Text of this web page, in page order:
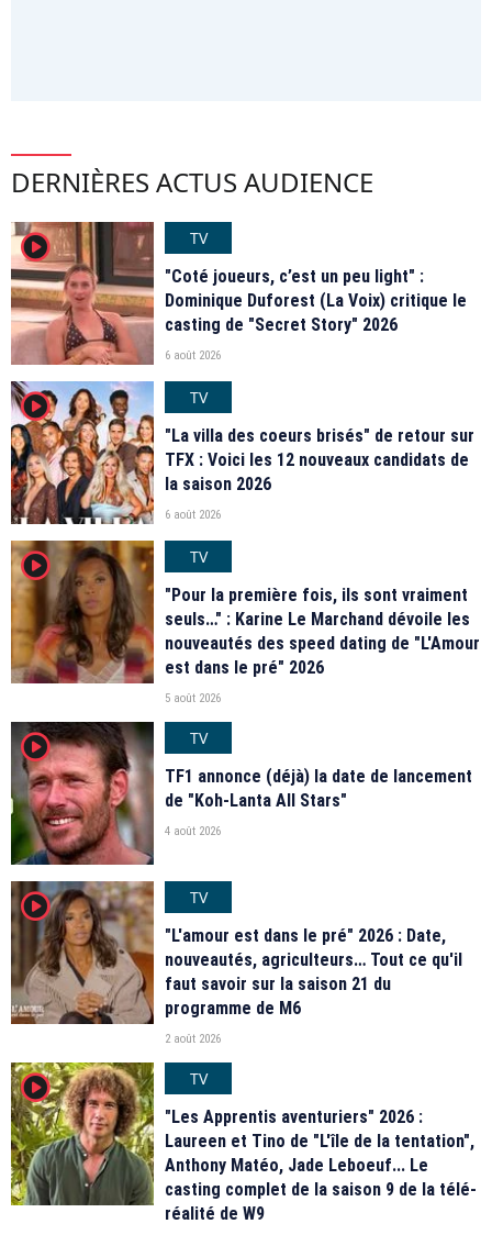
DERNIÈRES ACTUS AUDIENCE
player2
TV
"Coté joueurs, c’est un peu light" :
Dominique Duforest (La Voix) critique le
casting de "Secret Story" 2026
6 août 2026
player2
TV
"La villa des coeurs brisés" de retour sur
TFX : Voici les 12 nouveaux candidats de
la saison 2026
6 août 2026
player2
TV
"Pour la première fois, ils sont vraiment
seuls…" : Karine Le Marchand dévoile les
nouveautés des speed dating de "L'Amour
est dans le pré" 2026
5 août 2026
player2
TV
TF1 annonce (déjà) la date de lancement
de "Koh-Lanta All Stars"
4 août 2026
player2
TV
"L'amour est dans le pré" 2026 : Date,
nouveautés, agriculteurs… Tout ce qu'il
faut savoir sur la saison 21 du
programme de M6
2 août 2026
player2
TV
"Les Apprentis aventuriers" 2026 :
Laureen et Tino de "L'île de la tentation",
Anthony Matéo, Jade Leboeuf... Le
casting complet de la saison 9 de la télé-
réalité de W9